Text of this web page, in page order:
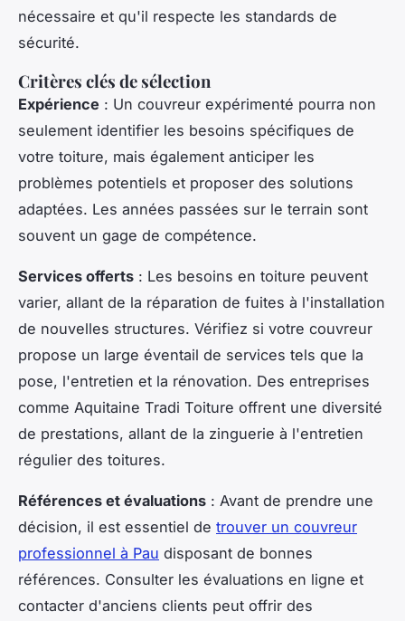
nécessaire et qu'il respecte les standards de
sécurité.
Critères clés de sélection
Expérience : Un couvreur expérimenté pourra non
seulement identifier les besoins spécifiques de
votre toiture, mais également anticiper les
problèmes potentiels et proposer des solutions
adaptées. Les années passées sur le terrain sont
souvent un gage de compétence.
Services offerts : Les besoins en toiture peuvent
varier, allant de la réparation de fuites à l'installation
de nouvelles structures. Vérifiez si votre couvreur
propose un large éventail de services tels que la
pose, l'entretien et la rénovation. Des entreprises
comme Aquitaine Tradi Toiture offrent une diversité
de prestations, allant de la zinguerie à l'entretien
régulier des toitures.
Références et évaluations : Avant de prendre une
décision, il est essentiel de trouver un couvreur
professionnel à Pau disposant de bonnes
références. Consulter les évaluations en ligne et
contacter d'anciens clients peut offrir des